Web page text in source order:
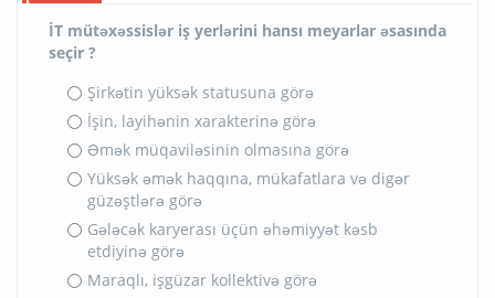
İT mütəxəssislər iş yerlərini hansı meyarlar əsasında
seçir ?
Şirkətin yüksək statusuna görə
İşin, layihənin xarakterinə görə
Əmək müqaviləsinin olmasına görə
Yüksək əmək haqqına, mükafatlara və digər
güzəştlərə görə
Gələcək karyerası üçün əhəmiyyət kəsb
etdiyinə görə
Maraqlı, işgüzar kollektivə görə